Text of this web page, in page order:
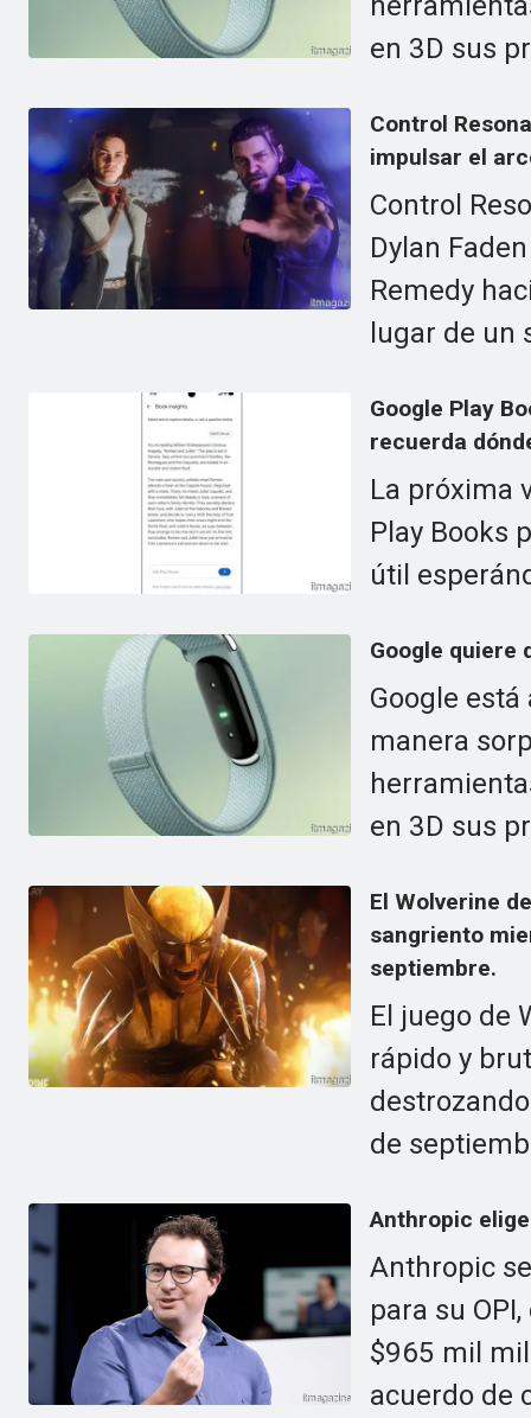
en 3D sus
Control
impulsar el
Control
Dylan
Remedy
lugar de un
Google Play
recuerda
La próxima
Play Books
útil
Google quiere
Google
manera
en 3D sus
El Wolverine
sangriento
septiembre.
El juego de
rápido y
de
Anthropic
Anthropic
para su
$965 mil
acuerdo de